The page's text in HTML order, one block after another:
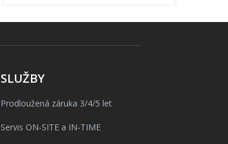
SLUŽBY
Prodloužená záruka 3/4/5 let
Servis ON-SITE a IN-TIME